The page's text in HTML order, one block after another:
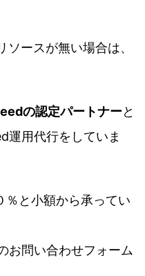
ースが無い場合は、
の認定パートナーと
運用代行をしていま
％と小額から承ってい
お問い合わせフォーム